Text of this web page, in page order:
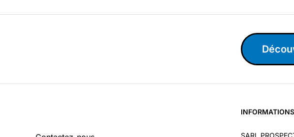
INFORMATIONS
SARL